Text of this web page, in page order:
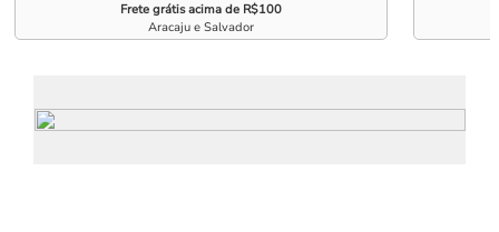
Frete grátis acima de R$100
Aracaju e Salvador